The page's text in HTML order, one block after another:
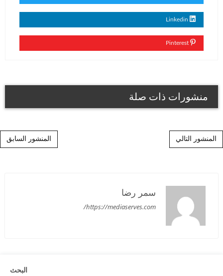
منشورات ذات صلة
Post navigation المنشور السابق المنشور التالي
سمر رضا
https://mediaserves.com/
البحث